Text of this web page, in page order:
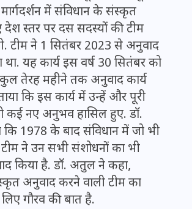
मार्गदर्शन में संविधान के संस्कृत
स्तर पर दस सदस्यों की टीम
टीम ने 1 सितंबर 2023 से अनुवाद
यह कार्य इस वर्ष 30 सितंबर को
तेरह महीने तक अनुवाद कार्य
कि इस कार्य में उन्हें और पूरी
कई नए अनुभव हासिल हुए. डॉ.
1978 के बाद संविधान में जो भी
ने उन सभी संशोधनों का भी
किया है. डॉ. अतुल ने कहा,
अनुवाद करने वाली टीम का
लिए गौरव की बात है.